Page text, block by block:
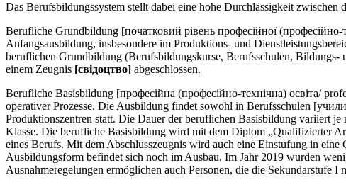
Das Berufsbildungssystem stellt dabei eine hohe Durchlässigkeit zwischen
Berufliche Grundbildung [початковий рівень професійної
Anfangsausbildung, insbesondere im Produktions- und
beruflichen Grundbildung (Berufsbildungskurse, Berufsschulen,
einem Zeugnis [свiдоцтво] abgeschlossen.
Berufliche Basisbildung [професійна (професійно-технічна) освіта/
operativer Prozesse. Die Ausbildung findet sowohl in Berufsschulen
Produktionszentren statt. Die Dauer der beruflichen Basisbildung variiert
Klasse. Die berufliche Basisbildung wird mit dem Diplom „Qualifizierter
eines Berufs. Mit dem Abschlusszeugnis wird auch eine Einstufung in
Ausbildungsform befindet sich noch im Ausbau. Im Jahr 2019 wurden
Ausnahmeregelungen ermöglichen auch Personen, die die Sekundarstufe